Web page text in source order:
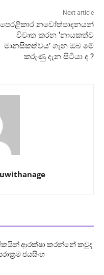
Next article
පෙරළිකාර නවෝත්පාදනයන්
විවෘත කරන ‘නායකත්ව
මානසිකත්වය’ ගැන ඔබ මේ
කරුණු දැන සිටියා ද ?
ආරක්ෂා කරන්නේ කවුද
ජයසිංහ